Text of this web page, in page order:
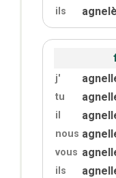
ils
j'
tu
il
nous
vous
ils